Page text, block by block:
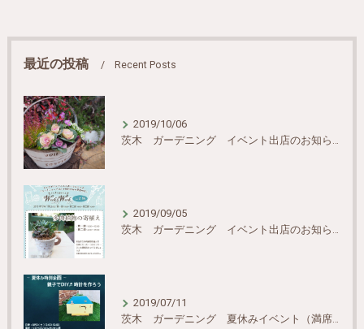
最近の投稿 Recent Posts
2019/10/06
茨木 ガーデニング イベント出店のお知らせ
2019/09/05
茨木 ガーデニング イベント出店のお知らせ
2019/07/11
茨木 ガーデニング 夏休みイベント（満席のお知らせ）